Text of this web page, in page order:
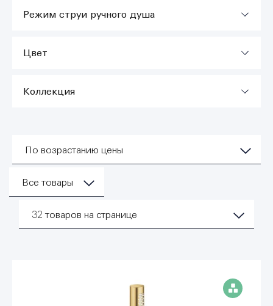
По возрастанию цены
Все товары
32 товаров на странице
Режим струи ручного душа
Цвет
Коллекция